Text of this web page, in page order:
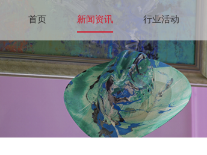
首页 新闻资讯 行业活动